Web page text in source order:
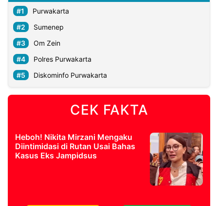
Purwakarta
Sumenep
Om Zein
Polres Purwakarta
Diskominfo Purwakarta
CEK FAKTA
Heboh! Nikita Mirzani Mengaku
Diintimidasi di Rutan Usai Bahas
Kasus Eks Jampidsus